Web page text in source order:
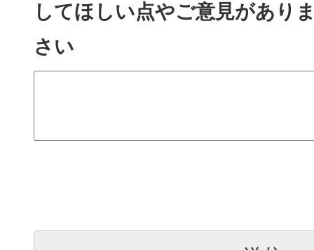
してほしい点やご意見があり
さい